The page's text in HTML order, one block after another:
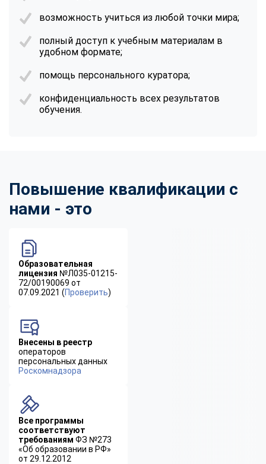
возможность учиться из любой точки мира;
полный доступ к учебным материалам в
удобном формате;
помощь персонального куратора;
конфиденциальность всех результатов
обучения.
Повышение квалификации с
нами - это
Образовательная
лицензия №Л035-01215-
72/00190069 от
07.09.2021 (Проверить)
Внесены в реестр
операторов
персональных данных
Роскомнадзора
Все программы
соответствуют
требованиям ФЗ №273
«Об образовании в РФ»
от 29.12.2012